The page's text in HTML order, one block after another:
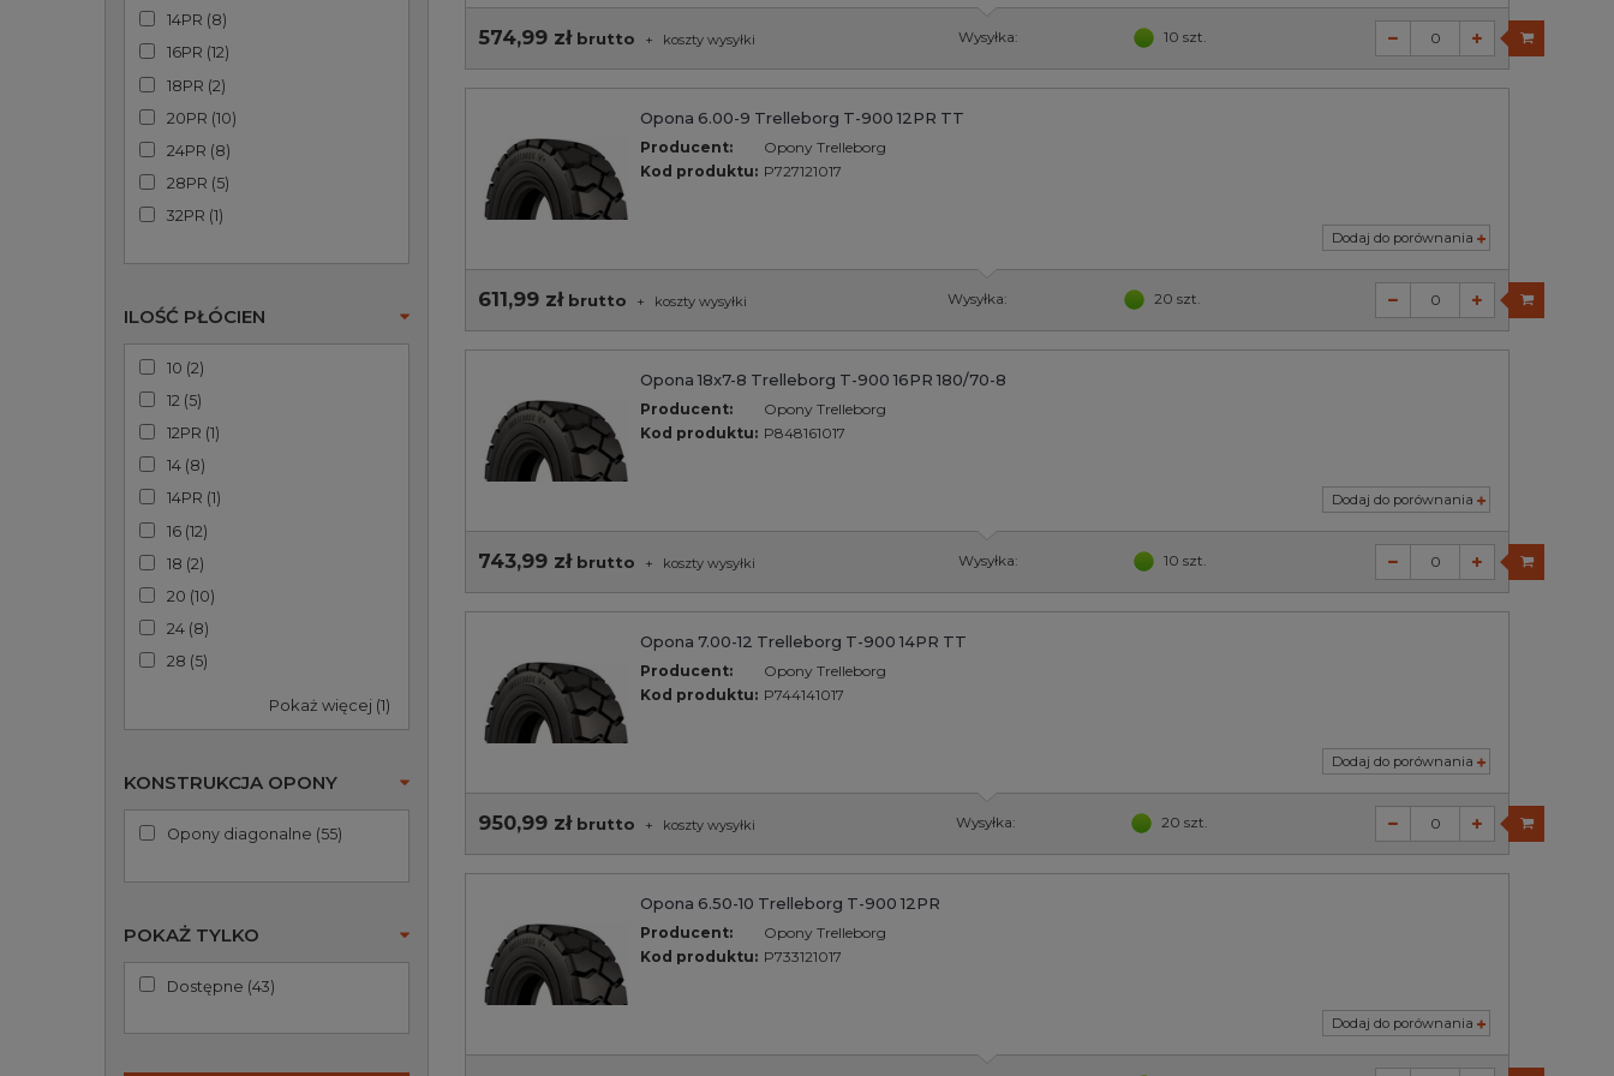
14PR (8)
16PR (12)
18PR (2)
20PR (10)
24PR (8)
28PR (5)
32PR (1)
ILOŚĆ PŁÓCIEN
10 (2)
12 (5)
12PR (1)
14 (8)
14PR (1)
16 (12)
18 (2)
20 (10)
24 (8)
28 (5)
Pokaż więcej (1)
KONSTRUKCJA OPONY
Opony diagonalne (55)
POKAŻ TYLKO
Dostępne (43)
574,99 złbrutto + koszty wysyłki Wysyłka: 10 szt.
Opona 6.00-9 Trelleborg T-900 12PR TT
Producent:
Opony Trelleborg
Kod produktu: P727121017
Dodaj do porównania
611,99 złbrutto + koszty wysyłki Wysyłka: 20 szt.
Opona 18x7-8 Trelleborg T-900 16PR 180/70-8
Producent:
Opony Trelleborg
Kod produktu: P848161017
Dodaj do porównania
743,99 złbrutto + koszty wysyłki Wysyłka: 10 szt.
Opona 7.00-12 Trelleborg T-900 14PR TT
Producent:
Opony Trelleborg
Kod produktu: P744141017
Dodaj do porównania
950,99 złbrutto + koszty wysyłki Wysyłka: 20 szt.
Opona 6.50-10 Trelleborg T-900 12PR
Producent:
Opony Trelleborg
Kod produktu: P733121017
Dodaj do porównania